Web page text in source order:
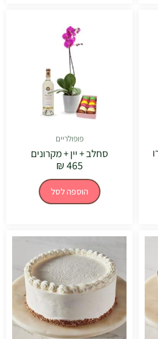
פופולריים
סחלב + יין + מקרונים
₪465
הוספה לסל
טווח
עד
למוצר
יש
מספר
סוגים.
ניתן
לבחור
את